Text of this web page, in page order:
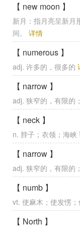
【 new moon 】
新月：指月亮呈新月
间。 详情
【 numerous 】
adj. 许多的，很多的
【 narrow 】
adj. 狭窄的，有限的
【 neck 】
n. 脖子；衣领；海峡
【 narrow 】
adj. 狭窄的，有限的
【 numb 】
vt. 使麻木；使发愣
【 North 】